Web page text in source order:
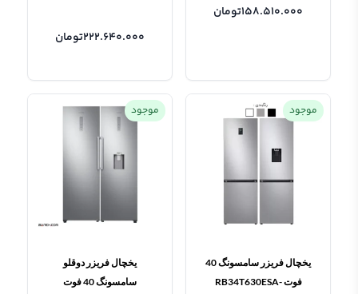
158.510.000تومان
222.640.000تومان
موجود
یخچال فریزر سامسونگ 40
فوت RB34T630ESA-
موجود
یخچال فریزر دوقلو
سامسونگ 40 فوت